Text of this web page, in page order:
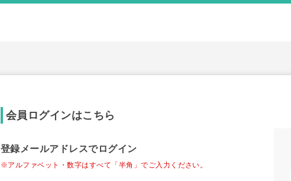
会員ログインはこちら
登録メールアドレスでログイン
※アルファベット・数字はすべて「半角」でご入力ください。